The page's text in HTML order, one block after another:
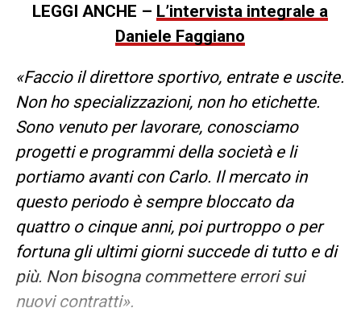
LEGGI ANCHE – L’intervista integrale a
Daniele Faggiano
«Faccio il direttore sportivo, entrate e uscite.
Non ho specializzazioni, non ho etichette.
Sono venuto per lavorare, conosciamo
progetti e programmi della società e li
portiamo avanti con Carlo. Il mercato in
questo periodo è sempre bloccato da
quattro o cinque anni, poi purtroppo o per
fortuna gli ultimi giorni succede di tutto e di
più. Non bisogna commettere errori sui
nuovi contratti».